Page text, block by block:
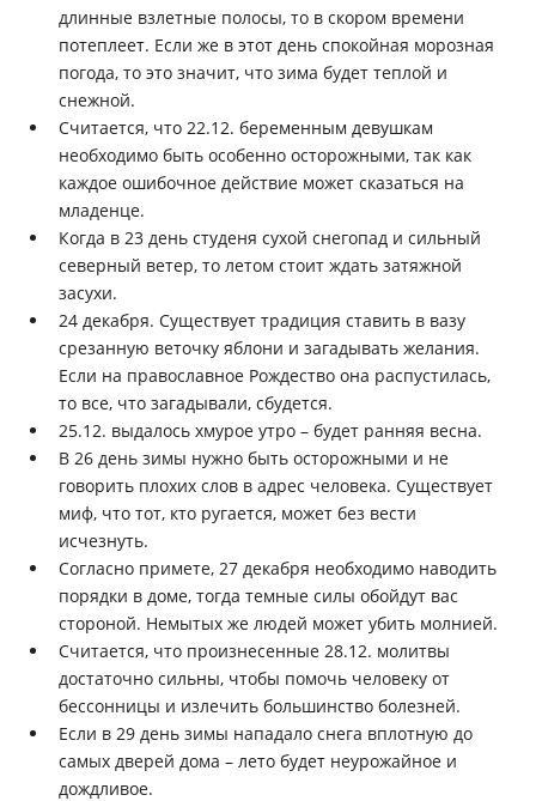
длинные взлетные полосы, то в скором времени
потеплеет. Если же в этот день спокойная морозная
погода, то это значит, что зима будет теплой и
снежной.
Считается, что 22.12. беременным девушкам
необходимо быть особенно осторожными, так как
каждое ошибочное действие может сказаться на
младенце.
Когда в 23 день студеня сухой снегопад и сильный
северный ветер, то летом стоит ждать затяжной
засухи.
24 декабря. Существует традиция ставить в вазу
срезанную веточку яблони и загадывать желания.
Если на православное Рождество она распустилась,
то все, что загадывали, сбудется.
25.12. выдалось хмурое утро – будет ранняя весна.
В 26 день зимы нужно быть осторожными и не
говорить плохих слов в адрес человека. Существует
миф, что тот, кто ругается, может без вести
исчезнуть.
Согласно примете, 27 декабря необходимо наводить
порядки в доме, тогда темные силы обойдут вас
стороной. Немытых же людей может убить молнией.
Считается, что произнесенные 28.12. молитвы
достаточно сильны, чтобы помочь человеку от
бессонницы и излечить большинство болезней.
Если в 29 день зимы нападало снега вплотную до
самых дверей дома – лето будет неурожайное и
дождливое.